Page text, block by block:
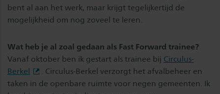
bent al aan het werk, maar krijgt tegelijkertijd de
mogelijkheid om nog zoveel te leren.
Wat heb je al zoal gedaan als Fast Forward trainee?
Vanaf oktober ben ik gestart als trainee bij Circulus-
Berkel
. Circulus-Berkel verzorgt het afvalbeheer en
taken in de openbare ruimte voor negen gemeenten. Ik